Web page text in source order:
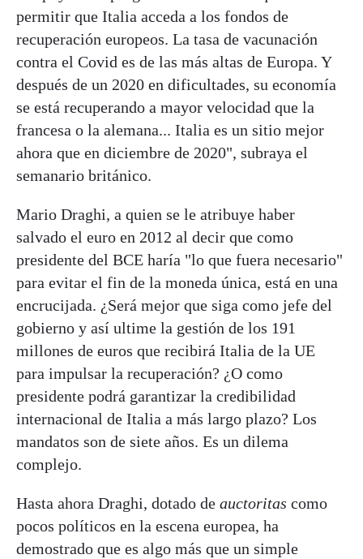
permitir que Italia acceda a los fondos de
recuperación europeos. La tasa de vacunación
contra el Covid es de las más altas de Europa. Y
después de un 2020 en dificultades, su economía
se está recuperando a mayor velocidad que la
francesa o la alemana... Italia es un sitio mejor
ahora que en diciembre de 2020", subraya el
semanario británico.
Mario Draghi, a quien se le atribuye haber
salvado el euro en 2012 al decir que como
presidente del BCE haría "lo que fuera necesario"
para evitar el fin de la moneda única, está en una
encrucijada. ¿Será mejor que siga como jefe del
gobierno y así ultime la gestión de los 191
millones de euros que recibirá Italia de la UE
para impulsar la recuperación? ¿O como
presidente podrá garantizar la credibilidad
internacional de Italia a más largo plazo? Los
mandatos son de siete años. Es un dilema
complejo.
Hasta ahora Draghi, dotado de auctoritas como
pocos políticos en la escena europea, ha
demostrado que es algo más que un simple